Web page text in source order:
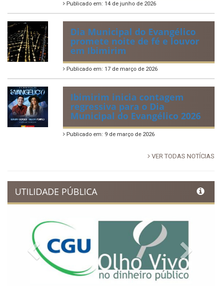
Publicado em: 14 de junho de 2026
Dia Municipal do Evangélico
promete noite de fé e louvor
em Ibimirim
Publicado em: 17 de março de 2026
Ibimirim inicia contagem
regressiva para o Dia
Municipal do Evangélico 2026
Publicado em: 9 de março de 2026
VER TODAS NOTÍCIAS
UTILIDADE PÚBLICA
Previous